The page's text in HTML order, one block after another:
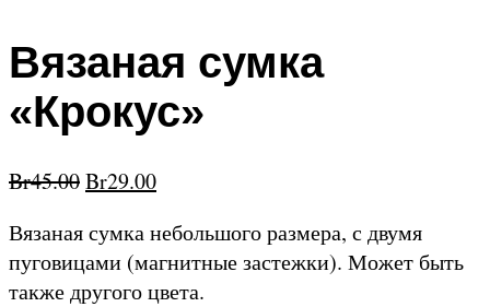
Вязаная сумка
«Крокус»
Br45.00Br29.00
Вязаная сумка небольшого размера, с двумя
пуговицами (магнитные застежки). Может быть
также другого цвета.